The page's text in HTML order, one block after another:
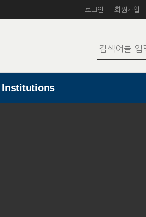
로그인 회원가입
Institutions